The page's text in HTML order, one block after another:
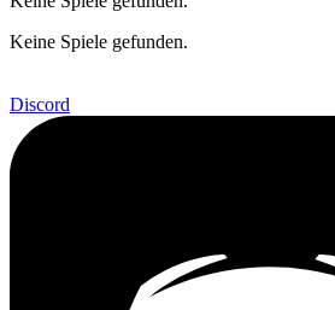
Keine Spiele gefunden.
Discord